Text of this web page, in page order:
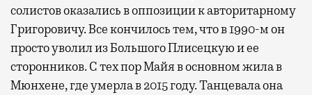
солистов оказались в оппозиции к авторитарному
Григоровичу. Все кончилось тем, что в 1990-м он
просто уволил из Большого Плисецкую и ее
сторонников. С тех пор Майя в основном жила в
Мюнхене, где умерла в 2015 году. Танцевала она